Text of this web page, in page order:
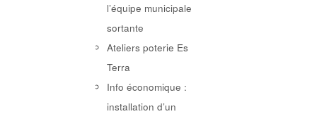
l’équipe municipale
sortante
Ateliers poterie Es
Terra
Info économique :
installation d’un